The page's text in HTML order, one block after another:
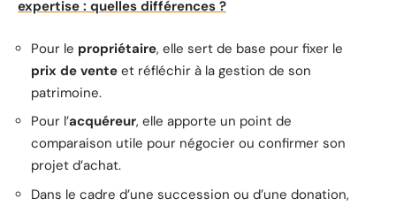
expertise : quelles différences ?
Pour le propriétaire, elle sert de base pour fixer le
prix de vente et réfléchir à la gestion de son
patrimoine.
Pour l’acquéreur, elle apporte un point de
comparaison utile pour négocier ou confirmer son
projet d’achat.
Dans le cadre d’une succession ou d’une donation,